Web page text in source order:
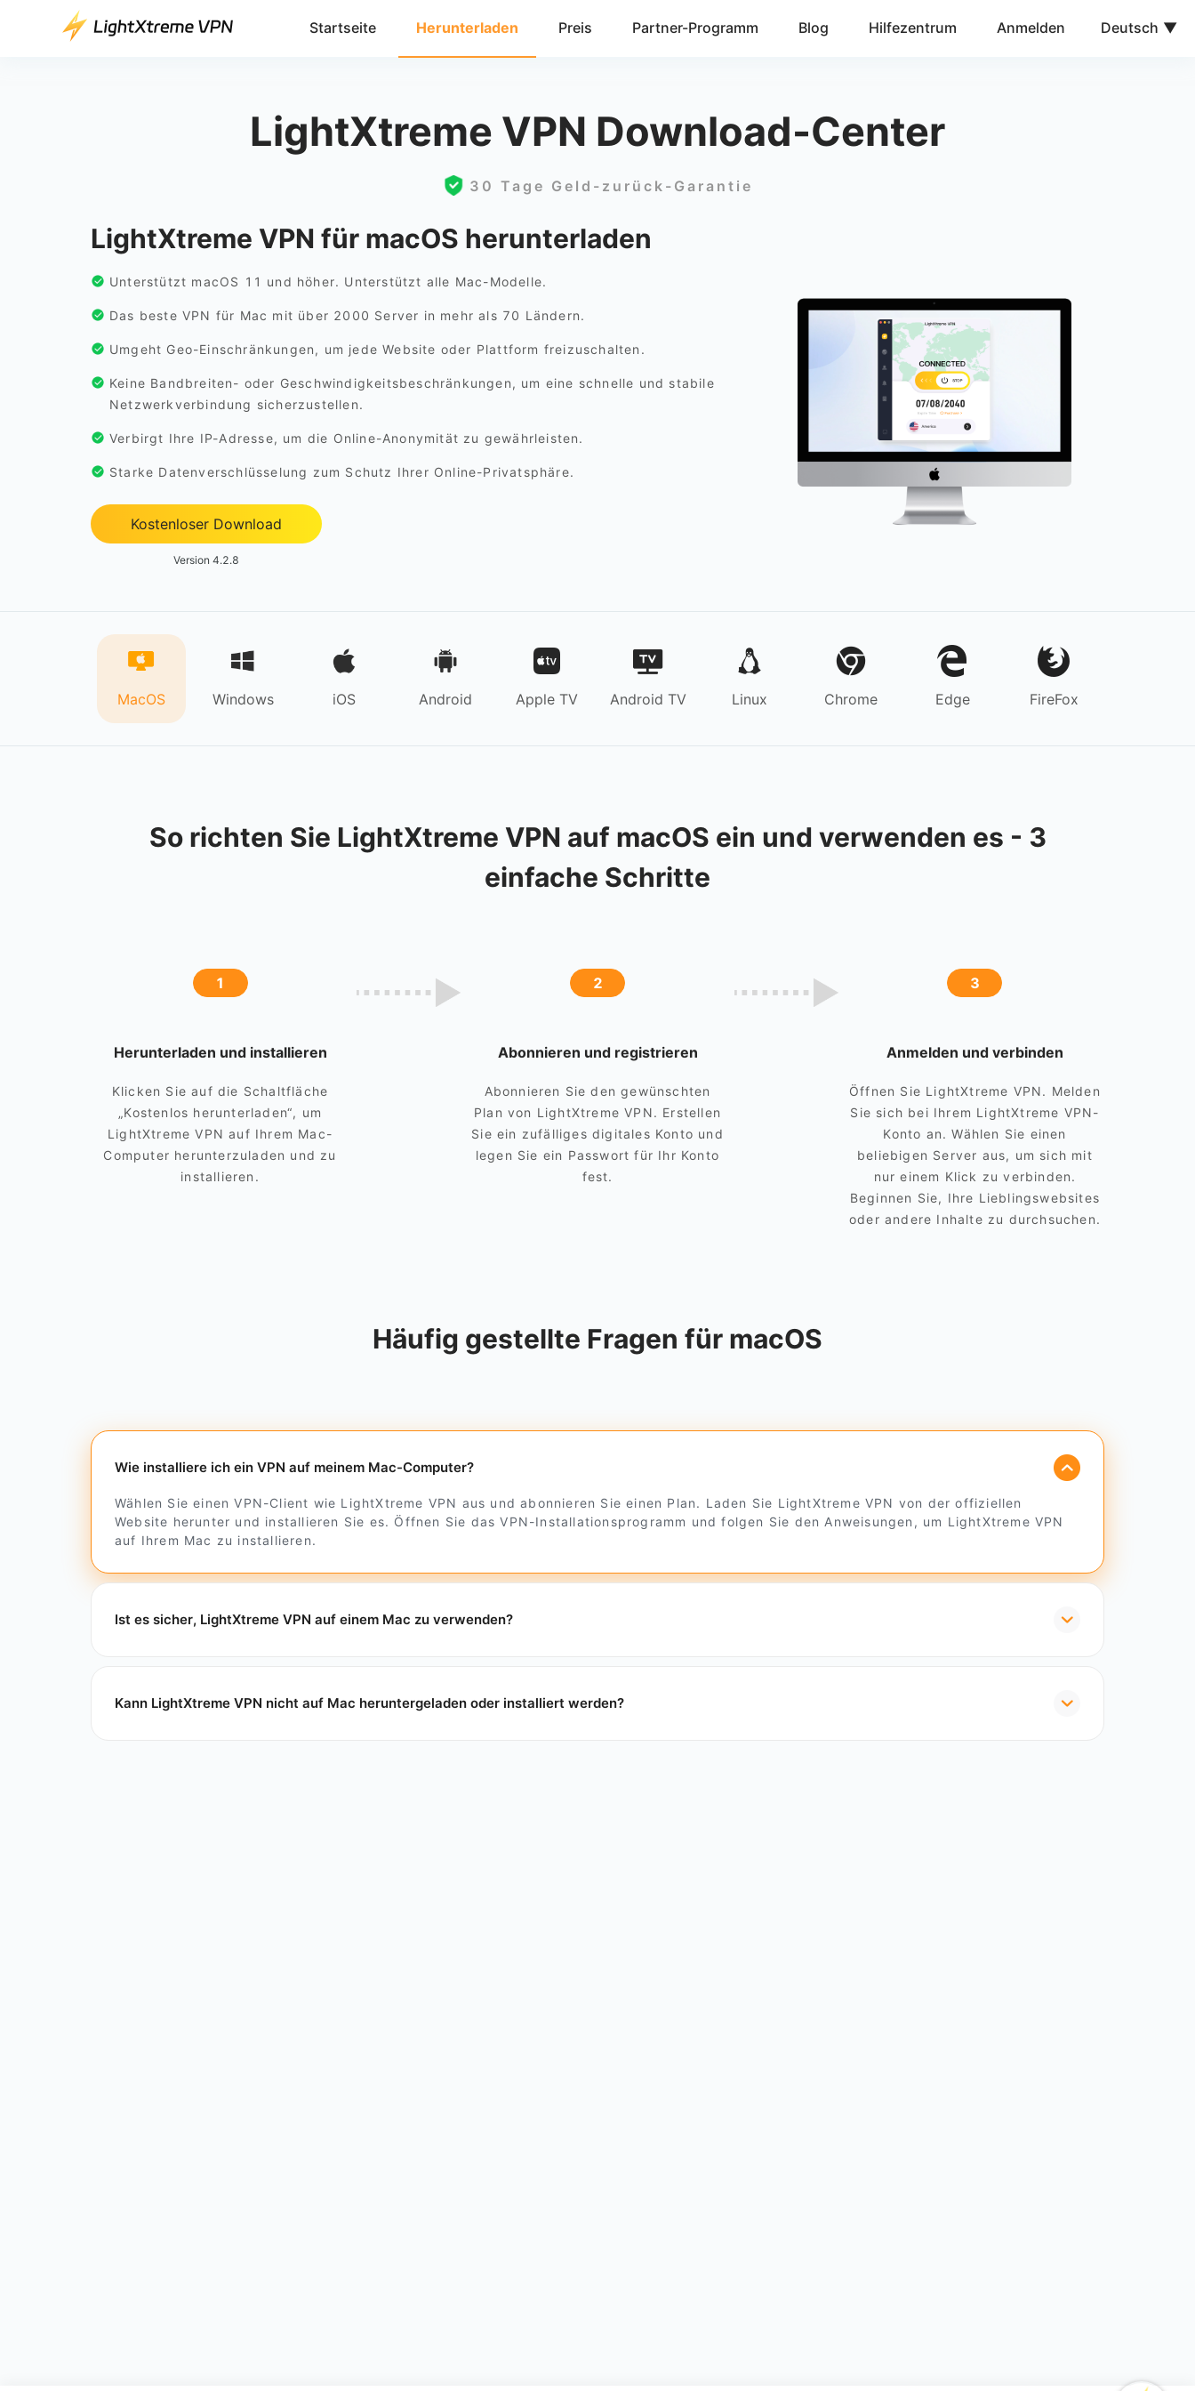
Startseite Herunterladen Preis Partner-Programm Blog Hilfezentrum Anmelden Deutsch
LightXtreme VPN Download-Center
30 Tage Geld-zurück-Garantie
LightXtreme VPN für macOS herunterladen
Unterstützt macOS 11 und höher. Unterstützt alle Mac-Modelle.
Das beste VPN für Mac mit über 2000 Server in mehr als 70 Ländern.
Umgeht Geo-Einschränkungen, um jede Website oder Plattform freizuschalten.
Keine Bandbreiten- oder Geschwindigkeitsbeschränkungen, um eine schnelle und stabile
Netzwerkverbindung sicherzustellen.
Verbirgt Ihre IP-Adresse, um die Online-Anonymität zu gewährleisten.
Starke Datenverschlüsselung zum Schutz Ihrer Online-Privatsphäre.
Kostenloser Download
Version 4.2.8
MacOS Windows iOS Android Apple TV Android TV Linux Chrome Edge FireFox
So richten Sie LightXtreme VPN auf macOS ein und verwenden es - 3
einfache Schritte
1
Herunterladen und installieren
Klicken Sie auf die Schaltfläche
„Kostenlos herunterladen“, um
LightXtreme VPN auf Ihrem Mac-
Computer herunterzuladen und zu
installieren.
2
Abonnieren und registrieren
Abonnieren Sie den gewünschten
Plan von LightXtreme VPN. Erstellen
Sie ein zufälliges digitales Konto und
legen Sie ein Passwort für Ihr Konto
fest.
3
Anmelden und verbinden
Öffnen Sie LightXtreme VPN. Melden
Sie sich bei Ihrem LightXtreme VPN-
Konto an. Wählen Sie einen
beliebigen Server aus, um sich mit
nur einem Klick zu verbinden.
Beginnen Sie, Ihre Lieblingswebsites
oder andere Inhalte zu durchsuchen.
Häufig gestellte Fragen für macOS
Wie installiere ich ein VPN auf meinem Mac-Computer?
Wählen Sie einen VPN-Client wie LightXtreme VPN aus und abonnieren Sie einen Plan. Laden Sie LightXtreme VPN von der offiziellen
Website herunter und installieren Sie es. Öffnen Sie das VPN-Installationsprogramm und folgen Sie den Anweisungen, um LightXtreme VPN
auf Ihrem Mac zu installieren.
Ist es sicher, LightXtreme VPN auf einem Mac zu verwenden?
Kann LightXtreme VPN nicht auf Mac heruntergeladen oder installiert werden?